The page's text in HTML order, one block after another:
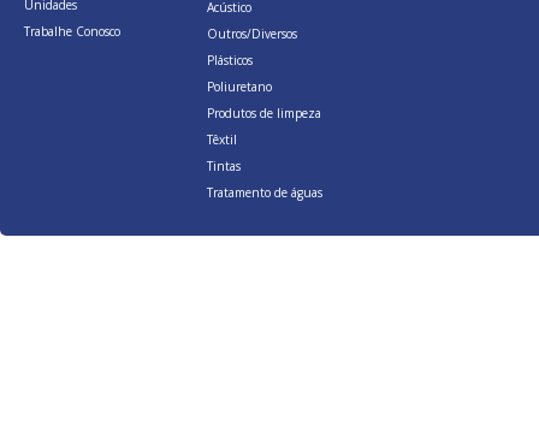
Unidades
Trabalhe Conosco
Acústico
Outros/Diversos
Plásticos
Poliuretano
Produtos de limpeza
Têxtil
Tintas
Tratamento de águas